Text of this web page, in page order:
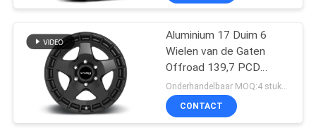
Aluminium 17 Duim 6
Wielen van de Gaten
Offroad 139,7 PCD
Legering
Onderhandelbaar MOQ:4 stukken
CONTACT